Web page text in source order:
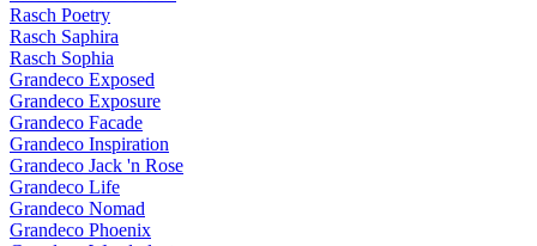
Rasch Poetry
Rasch Saphira
Rasch Sophia
Grandeco Exposed
Grandeco Exposure
Grandeco Facade
Grandeco Inspiration
Grandeco Jack 'n Rose
Grandeco Life
Grandeco Nomad
Grandeco Phoenix